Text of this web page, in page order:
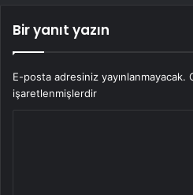
Bir yanıt yazın
E-posta adresiniz yayınlanmayacak.
işaretlenmişlerdir